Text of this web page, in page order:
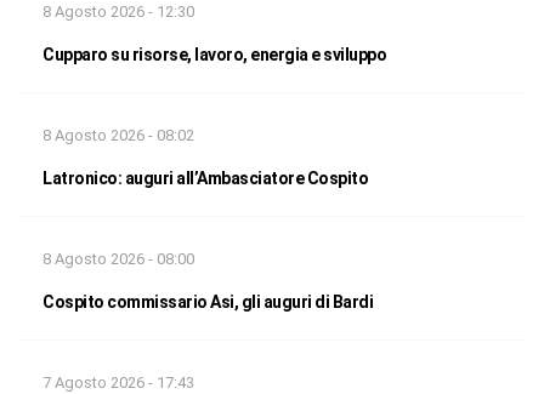
8 Agosto 2026 - 12:30
Cupparo su risorse, lavoro, energia e sviluppo
8 Agosto 2026 - 08:02
Latronico: auguri all’Ambasciatore Cospito
8 Agosto 2026 - 08:00
Cospito commissario Asi, gli auguri di Bardi
7 Agosto 2026 - 17:43